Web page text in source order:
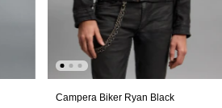
Campera Biker Ryan Black